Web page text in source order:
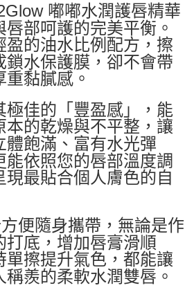
嘟嘟水潤護唇精華
部呵護的完美平衡。
盈的油水比例配方，擦
鎖水保護膜，卻不會帶
黏膩感。
極佳的「豐盈感」，能
本的乾燥與不平整，讓
體飽滿、富有水光彈
能依照您的唇部溫度調
現最貼合個人膚色的自
便隨身攜帶，無論是作
打底，增加唇膏滑順
單擦提升氣色，都能讓
羨的柔軟水潤雙唇。